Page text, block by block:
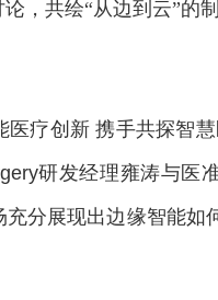
，共绘“从边到云”的
医疗创新 携手共探智
研发经理雍涛与医
分展现出边缘智能如